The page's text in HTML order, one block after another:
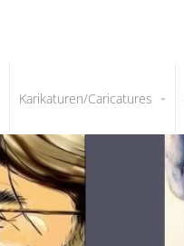
Karikaturen/Caricatures